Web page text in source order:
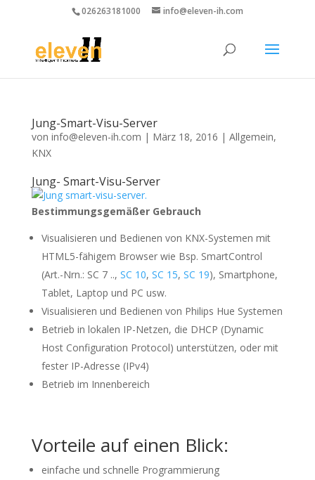
026263181000 info@eleven-ih.com
Jung-Smart-Visu-Server
von info@eleven-ih.com | März 18, 2016 | Allgemein,
KNX
Jung- Smart-Visu-Server
Bestimmungsgemäßer Gebrauch
Visualisieren und Bedienen von KNX-Systemen mit
HTML5-fähigem Browser wie Bsp. SmartControl
(Art.-Nrn.: SC 7 .., SC 10, SC 15, SC 19), Smartphone,
Tablet, Laptop und PC usw.
Visualisieren und Bedienen von Philips Hue Systemen
Betrieb in lokalen IP-Netzen, die DHCP (Dynamic
Host Configuration Protocol) unterstützen, oder mit
fester IP-Adresse (IPv4)
Betrieb im Innenbereich
Vorteile auf einen Blick:
einfache und schnelle Programmierung